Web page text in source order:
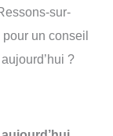
sur-
un conseil
?